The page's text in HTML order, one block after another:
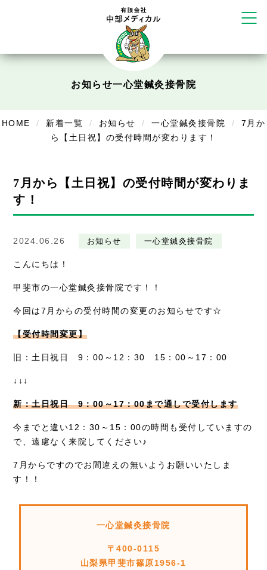
かえる堂鍼灸院 整骨院 うるま店 ウェルネス鍼灸院・接骨院 甲府千
塚店
リラクゼーション
ボディコンフォート Cure
デイサービスあやめ
在宅部門事務所
美容
美容鍼・コルギ
お知らせ
お知らせ一心堂鍼灸接骨院
HOME 新着一覧 お知らせ 一心堂鍼灸接骨院
7月か
ら【土日祝】の受付時間が変わります！
7月から【土日祝】の受付時間が変わりま
す！
2024.06.26 お知らせ 一心堂鍼灸接骨院
こんにちは！
甲斐市の一心堂鍼灸接骨院です！！
今回は7月からの受付時間の変更のお知らせです☆
【受付時間変更】
旧：土日祝日 9：00～12：30 15：00～17：00
↓↓↓
新：土日祝日 9：00～17：00まで通しで受付します
今までと違い12：30～15：00の時間も受付していますの
で、遠慮なく来院してください♪
7月からですのでお間違えの無いようお願いいたしま
す！！
一心堂鍼灸接骨院
〒400-0115
山梨県甲斐市篠原1956-1